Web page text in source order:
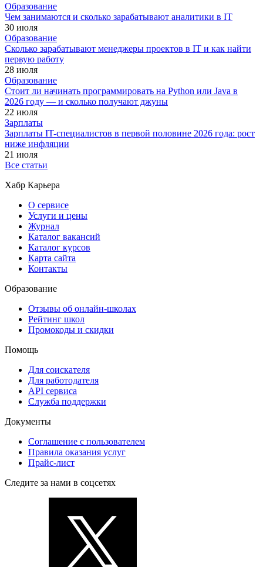
Образование
Чем занимаются и сколько зарабатывают аналитики в IT
30 июля
Образование
Сколько зарабатывают менеджеры проектов в IT и как найти
первую работу
28 июля
Образование
Стоит ли начинать программировать на Python или Java в
2026 году — и сколько получают джуны
22 июля
Зарплаты
Зарплаты IT-специалистов в первой половине 2026 года: рост
ниже инфляции
21 июля
Все статьи
Хабр Карьера
О сервисе
Услуги и цены
Журнал
Каталог вакансий
Каталог курсов
Карта сайта
Контакты
Образование
Отзывы об онлайн-школах
Рейтинг школ
Промокоды и скидки
Помощь
Для соискателя
Для работодателя
API сервиса
Служба поддержки
Документы
Соглашение с пользователем
Правила оказания услуг
Прайс-лист
Следите за нами в соцсетях